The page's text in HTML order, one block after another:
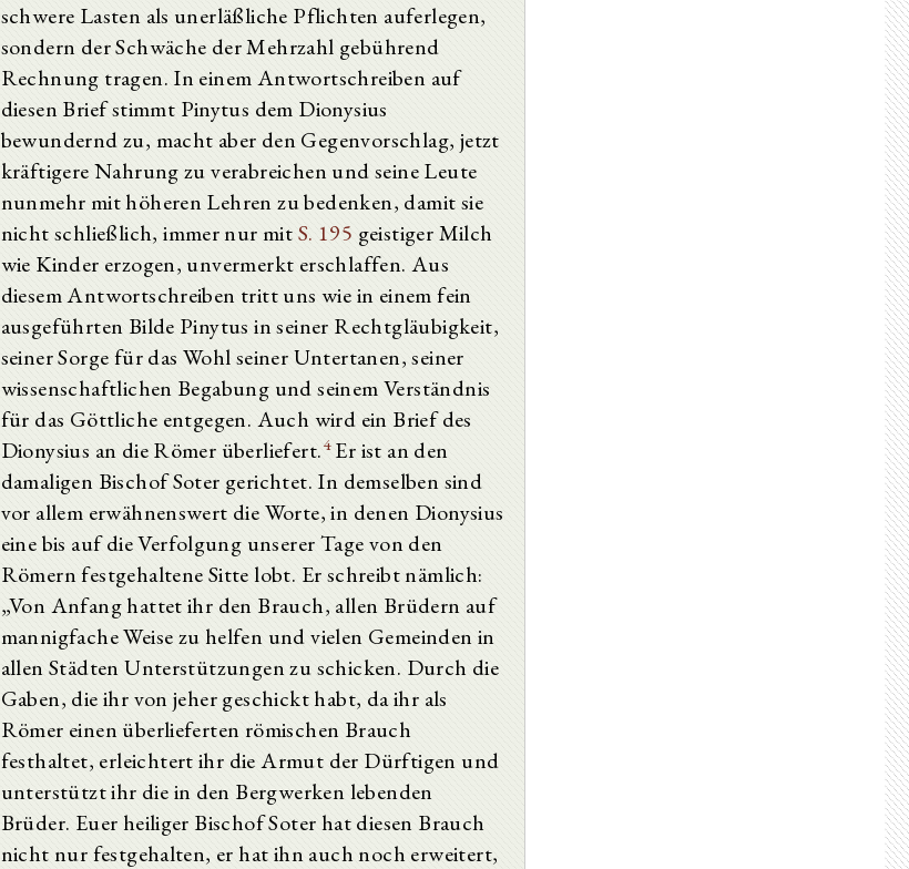
schwere Lasten als unerläßliche Pflichten auferlegen,
sondern der Schwäche der Mehrzahl gebührend
Rechnung tragen. In einem Antwortschreiben auf
diesen Brief stimmt Pinytus dem Dionysius
bewundernd zu, macht aber den Gegenvorschlag, jetzt
kräftigere Nahrung zu verabreichen und seine Leute
nunmehr mit höheren Lehren zu bedenken, damit sie
nicht schließlich, immer nur mitS. 195 geistiger Milch
wie Kinder erzogen, unvermerkt erschlaffen. Aus
diesem Antwortschreiben tritt uns wie in einem fein
ausgeführten Bilde Pinytus in seiner Rechtgläubigkeit,
seiner Sorge für das Wohl seiner Untertanen, seiner
wissenschaftlichen Begabung und seinem Verständnis
für das Göttliche entgegen. Auch wird ein Brief des
Dionysius an die Römer überliefert.4Er ist an den
damaligen Bischof Soter gerichtet. In demselben sind
vor allem erwähnenswert die Worte, in denen Dionysius
eine bis auf die Verfolgung unserer Tage von den
Römern festgehaltene Sitte lobt. Er schreibt nämlich:
„Von Anfang hattet ihr den Brauch, allen Brüdern auf
mannigfache Weise zu helfen und vielen Gemeinden in
allen Städten Unterstützungen zu schicken. Durch die
Gaben, die ihr von jeher geschickt habt, da ihr als
Römer einen überlieferten römischen Brauch
festhaltet, erleichtert ihr die Armut der Dürftigen und
unterstützt ihr die in den Bergwerken lebenden
Brüder. Euer heiliger Bischof Soter hat diesen Brauch
nicht nur festgehalten, er hat ihn auch noch erweitert,